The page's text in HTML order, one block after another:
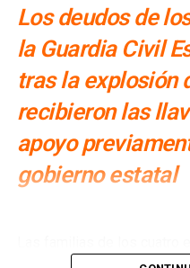
También lee:Entregan
fallecidos en La Pila
Los deudos de
la Guardia Civil
tras la explosión
recibieron las
apoyo
gobierno estatal
que murieron